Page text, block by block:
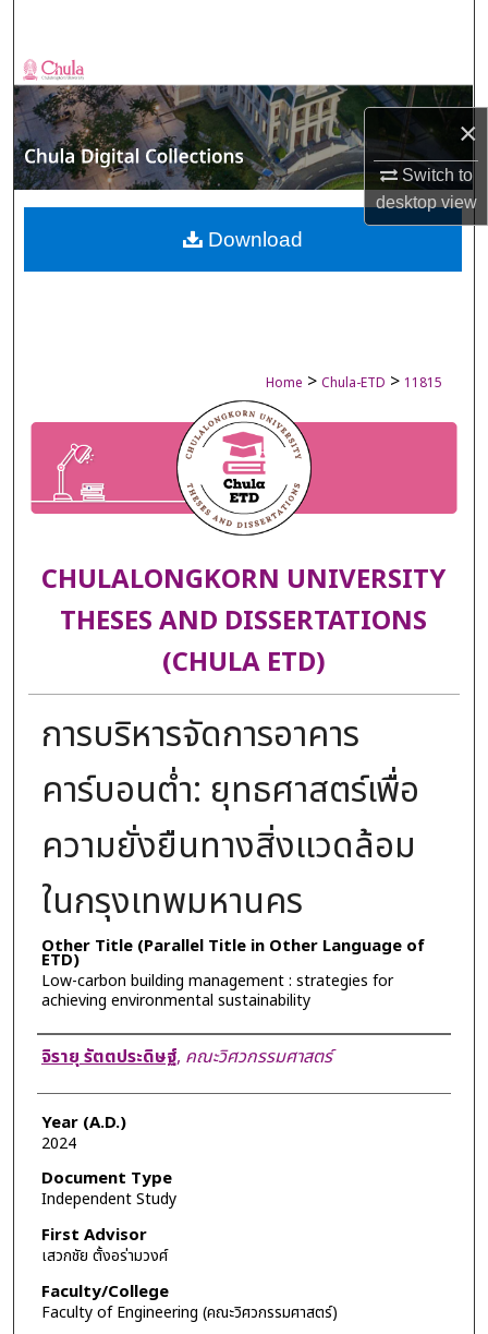
×
Switch to
desktopview
Browse Collections
My Account
About
Digital Commons Network™
Home > Chula-ETD > 11815
CHULALONGKORN UNIVERSITY
THESES AND DISSERTATIONS
(CHULA ETD)
การบริหารจัดการอาคาร
คาร์บอนต่ำ: ยุทธศาสตร์เพื่อ
ความยั่งยืนทางสิ่งแวดล้อม
ในกรุงเทพมหานคร
Other Title (Parallel Title in Other Language of
ETD)
Low-carbon building management : strategies for
achieving environmental sustainability
Author
จิรายุ รัตตประดิษฐ์, คณะวิศวกรรมศาสตร์
Year (A.D.)
2024
Document Type
Independent Study
First Advisor
เสวกชัย ตั้งอร่ามวงศ์
Faculty/College
Faculty of Engineering (คณะวิศวกรรมศาสตร์)
Download